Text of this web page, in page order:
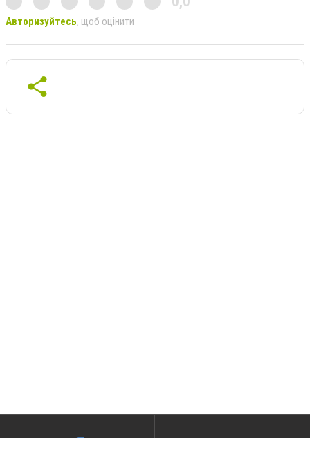
Авторизуйтесь, щоб оцінити